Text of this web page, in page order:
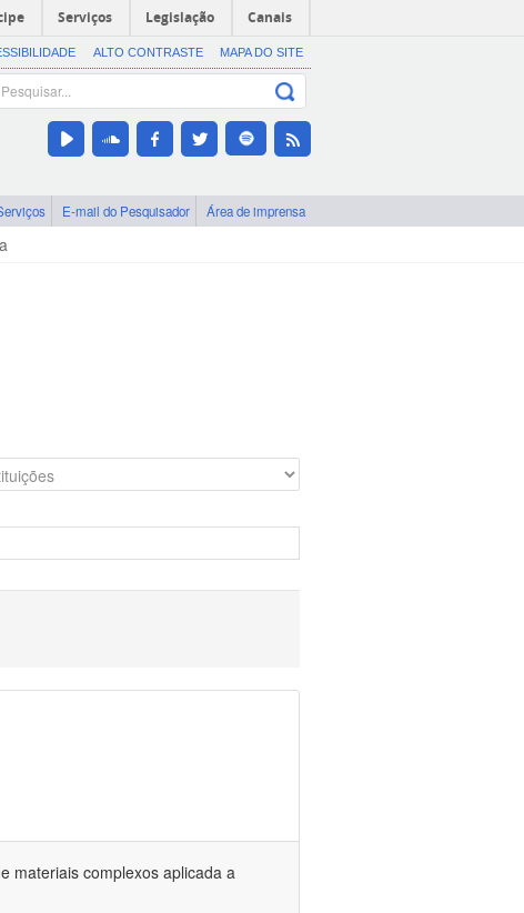
Serviços Legislação Canais
ALTO CONTRASTE MAPA DO SITE
E-mail do Pesquisador Área de imprensa
materiais complexos aplicada a